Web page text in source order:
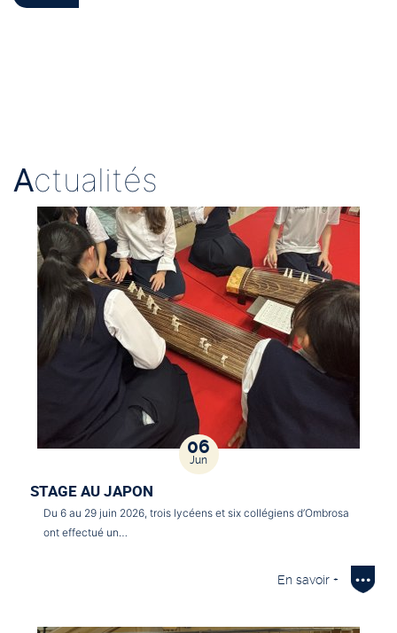
Actualités
06
Jun
STAGE AU JAPON
Du 6 au 29 juin 2026, trois lycéens et six collégiens d’Ombrosa
ont effectué un…
En savoir +